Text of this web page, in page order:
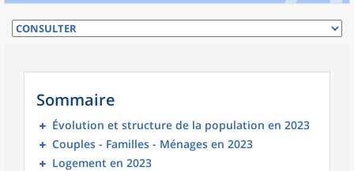
Sommaire
Évolution et structure de la population en 2023
Couples - Familles - Ménages en 2023
Logement en 2023